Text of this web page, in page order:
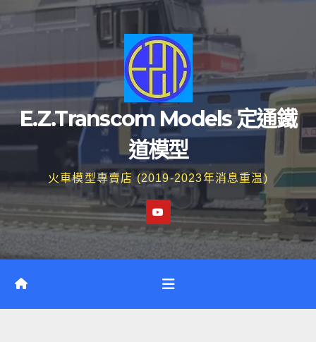
E.Z.Transcom Models 定通鐵
道模型
火車模型專賣店 (2019-2023年消息重温)